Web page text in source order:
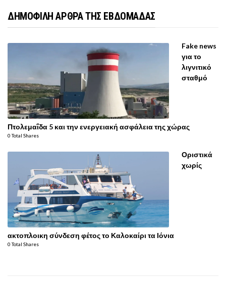
ΔΗΜΟΦΙΛΗ ΑΡΘΡΑ ΤΗΣ ΕΒΔΟΜΑΔΑΣ
Fake news
για το
λιγνιτικό
σταθμό
Πτολεμαΐδα 5 και την ενεργειακή ασφάλεια της χώρας
0 Total Shares
Οριστικά
χωρίς
ακτοπλοικη σύνδεση φέτος το Καλοκαίρι τα Ιόνια
0 Total Shares